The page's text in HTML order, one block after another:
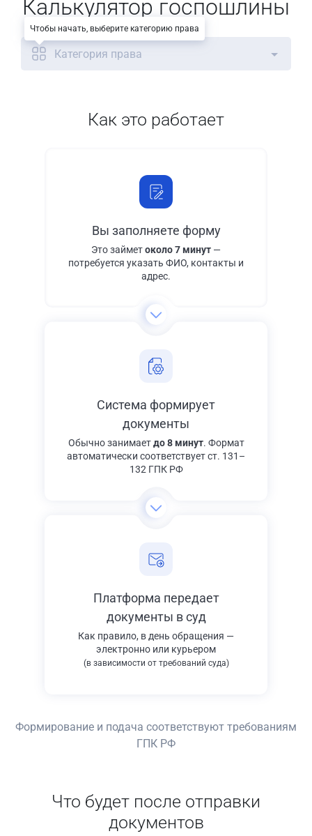
Калькулятор госпошлины
Категория права
Как это работает
Вы заполняете форму
Это займетоколо 7 минут —
потребуется указать ФИО, контакты и
адрес.
Система формирует
документы
Обычно занимаетдо 8 минут. Формат
автоматически соответствует ст. 131–
132 ГПК РФ
Платформа передает
документы в суд
Как правило, в день обращения —
электронно или курьером
(в зависимости от требований суда)
Формирование и подача соответствуют требованиям
ГПК РФ
Что будет после отправки
документов
Чтобы начать, выберите категорию права